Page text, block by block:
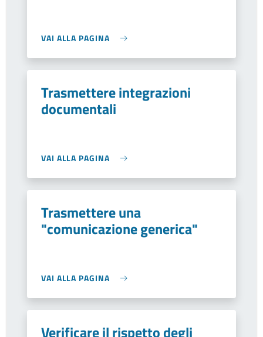
VAI ALLA PAGINA
Trasmettere integrazioni
documentali
VAI ALLA PAGINA
Trasmettere una
"comunicazione generica"
VAI ALLA PAGINA
Verificare il rispetto degli